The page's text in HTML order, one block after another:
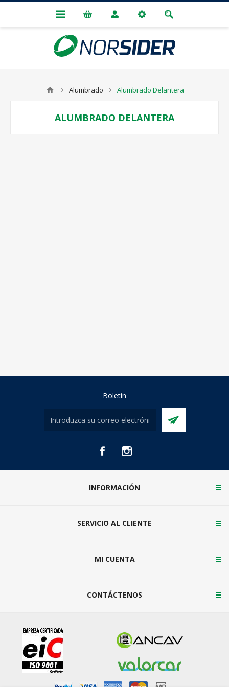
Alumbrado Alumbrado Delantera
ALUMBRADO DELANTERA
Boletín
INFORMACIÓN
SERVICIO AL CLIENTE
MI CUENTA
CONTÁCTENOS